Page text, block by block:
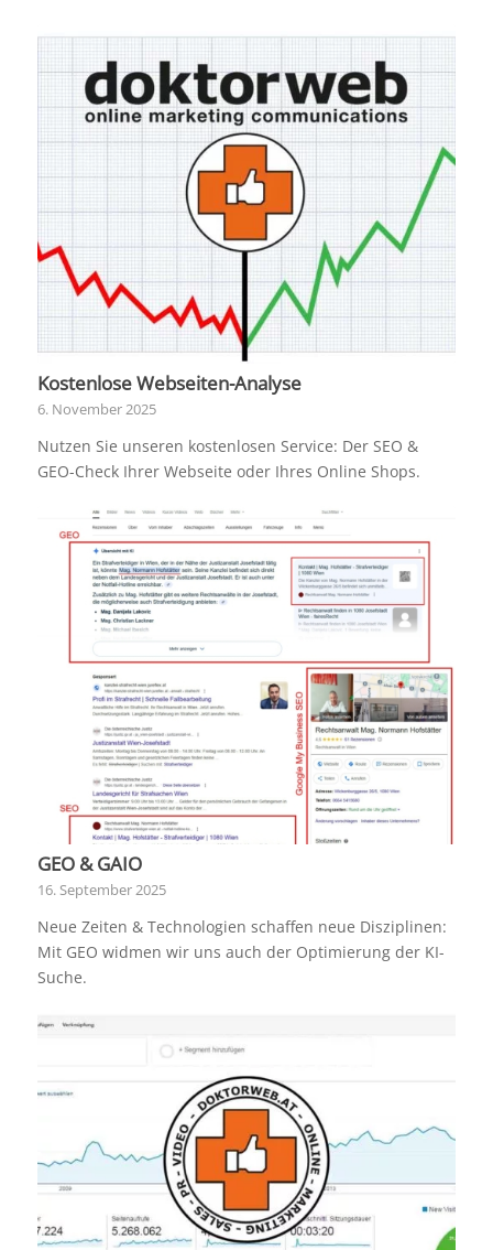
Kostenlose Webseiten-Analyse
6. November 2025
Nutzen Sie unseren kostenlosen Service: Der SEO &
GEO-Check Ihrer Webseite oder Ihres Online Shops.
GEO & GAIO
16. September 2025
Neue Zeiten & Technologien schaffen neue Disziplinen:
Mit GEO widmen wir uns auch der Optimierung der KI-
Suche.